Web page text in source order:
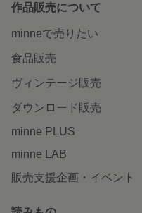
作品販売について
minneで売りたい
食品販売
ヴィンテージ販売
ダウンロード販売
minne PLUS
minne LAB
販売支援企画・イベント